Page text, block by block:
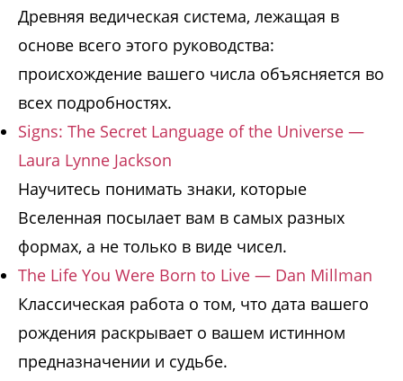
Древняя ведическая система, лежащая в
основе всего этого руководства:
происхождение вашего числа объясняется во
всех подробностях.
Signs: The Secret Language of the Universe —
Laura Lynne Jackson
Научитесь понимать знаки, которые
Вселенная посылает вам в самых разных
формах, а не только в виде чисел.
The Life You Were Born to Live — Dan Millman
Классическая работа о том, что дата вашего
рождения раскрывает о вашем истинном
предназначении и судьбе.